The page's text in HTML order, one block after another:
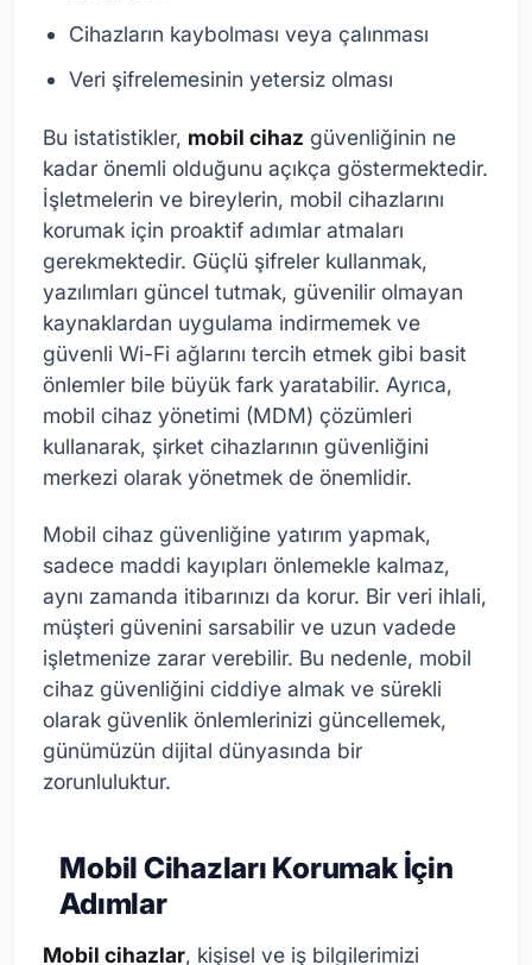
Cihazların kaybolması veya çalınması
Veri şifrelemesinin yetersiz olması
Bu istatistikler, mobil cihaz güvenliğinin ne
kadar önemli olduğunu açıkça göstermektedir.
İşletmelerin ve bireylerin, mobil cihazlarını
korumak için proaktif adımlar atmaları
gerekmektedir. Güçlü şifreler kullanmak,
yazılımları güncel tutmak, güvenilir olmayan
kaynaklardan uygulama indirmemek ve
güvenli Wi-Fi ağlarını tercih etmek gibi basit
önlemler bile büyük fark yaratabilir. Ayrıca,
mobil cihaz yönetimi (MDM) çözümleri
kullanarak, şirket cihazlarının güvenliğini
merkezi olarak yönetmek de önemlidir.
Mobil cihaz güvenliğine yatırım yapmak,
sadece maddi kayıpları önlemekle kalmaz,
aynı zamanda itibarınızı da korur. Bir veri ihlali,
müşteri güvenini sarsabilir ve uzun vadede
işletmenize zarar verebilir. Bu nedenle, mobil
cihaz güvenliğini ciddiye almak ve sürekli
olarak güvenlik önlemlerinizi güncellemek,
günümüzün dijital dünyasında bir
zorunluluktur.
Mobil Cihazları Korumak İçin
Adımlar
Mobil cihazlar, kişisel ve iş bilgilerimizi